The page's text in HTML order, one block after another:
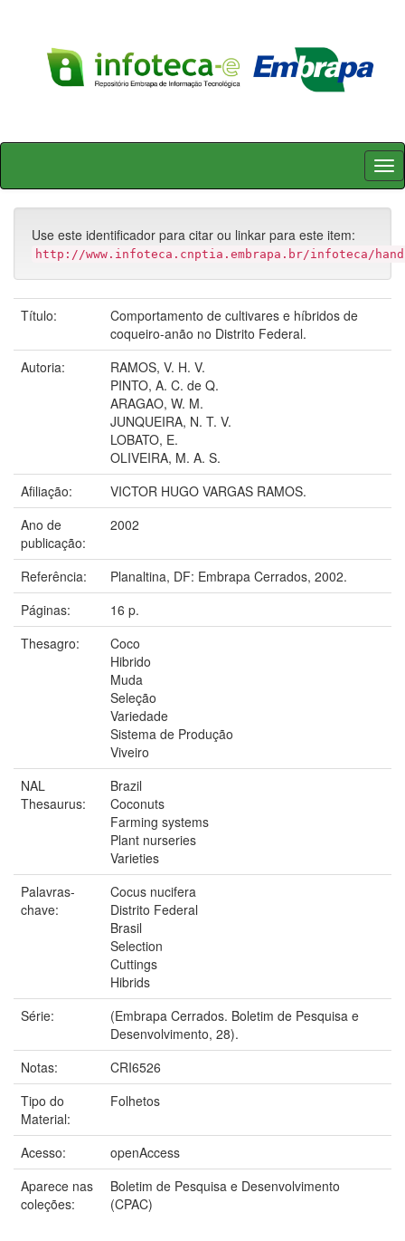
Skip
Use este identificador para citar ou linkar para este item:
http://www.infoteca.cnptia.embrapa.br/infoteca/
Título:
Comportamento de cultivares e híbridos de
coqueiro-anão no Distrito Federal.
Autoria:
RAMOS, V. H. V.
PINTO, A. C. de Q.
ARAGAO, W. M.
JUNQUEIRA, N. T. V.
LOBATO, E.
OLIVEIRA, M. A. S.
Afiliação:
VICTOR HUGO VARGAS RAMOS.
Ano de
publicação:
2002
Referência:
Planaltina, DF: Embrapa Cerrados, 2002.
Páginas:
16 p.
Thesagro:
Coco
Hibrido
Muda
Seleção
Variedade
Sistema de Produção
Viveiro
NAL
Thesaurus:
Brazil
Coconuts
Farming systems
Plant nurseries
Varieties
Palavras-
chave:
Cocus nucifera
Distrito Federal
Brasil
Selection
Cuttings
Hibrids
Série:
(Embrapa Cerrados. Boletim de Pesquisa e
Desenvolvimento, 28).
Notas:
CRI6526
Tipo do
Material:
Folhetos
Acesso:
openAccess
Aparece nas
coleções:
Boletim de Pesquisa e Desenvolvimento
(CPAC)